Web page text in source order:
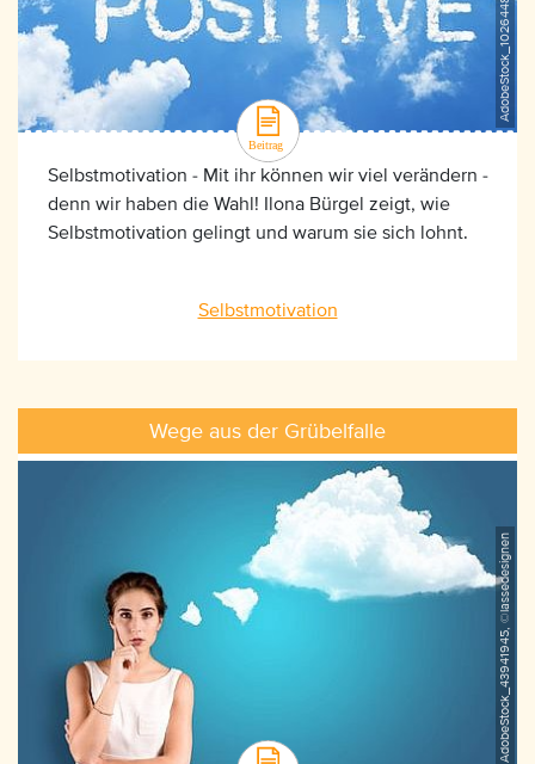
Selbstmotivation - Mit ihr können wir viel verändern -
denn wir haben die Wahl! Ilona Bürgel zeigt, wie
Selbstmotivation gelingt und warum sie sich lohnt.
Selbstmotivation
Wege aus der Grübelfalle
AdobeStock_43941945, ©lassedesignen